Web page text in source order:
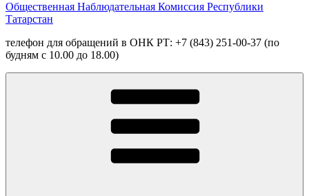
Общественная Наблюдательная Комиссия Республики
Татарстан
телефон для обращений в ОНК РТ: +7 (843) 251-00-37 (по
будням с 10.00 до 18.00)